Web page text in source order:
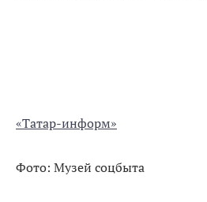
«Татар-информ»
Фото: Музей соцбыта